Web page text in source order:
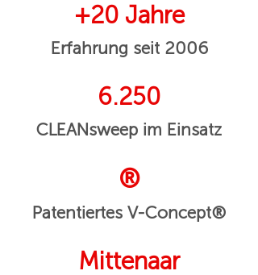
+20 Jahre
Erfahrung seit 2006
6.250
CLEANsweep im Einsatz
®
Patentiertes V-Concept®
Mittenaar